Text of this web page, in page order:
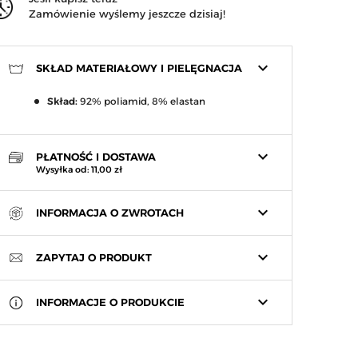
Zamówienie wyślemy jeszcze dzisiaj!
keyboard_arrow_down
SKŁAD MATERIAŁOWY I PIELĘGNACJA
Skład: 92% poliamid, 8% elastan
keyboard_arrow_down
PŁATNOŚĆ I DOSTAWA
Wysyłka od: 11,00 zł
keyboard_arrow_down
INFORMACJA O ZWROTACH
keyboard_arrow_down
ZAPYTAJ O PRODUKT
keyboard_arrow_down
INFORMACJE O PRODUKCIE